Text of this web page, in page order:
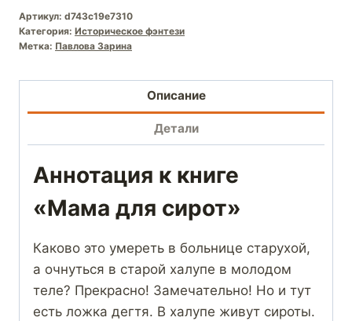
Артикул: d743c19e7310
Категория: Историческое фэнтези
Метка: Павлова Зарина
Описание
Детали
Аннотация к книге
«Мама для сирот»
Каково это умереть в больнице старухой,
а очнуться в старой халупе в молодом
теле? Прекрасно! Замечательно! Но и тут
есть ложка дегтя. В халупе живут сироты.